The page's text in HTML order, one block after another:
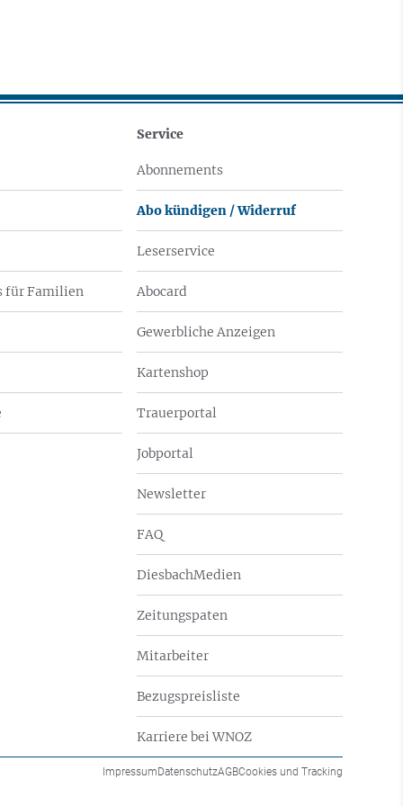
für Familien
Service
Abonnements
Abo kündigen / Widerruf
Leserservice
Abocard
Gewerbliche Anzeigen
Kartenshop
Trauerportal
Jobportal
Newsletter
FAQ
DiesbachMedien
Zeitungspaten
Mitarbeiter
Bezugspreisliste
Karriere bei WNOZ
ImpressumDatenschutzAGBCookies und Tracking